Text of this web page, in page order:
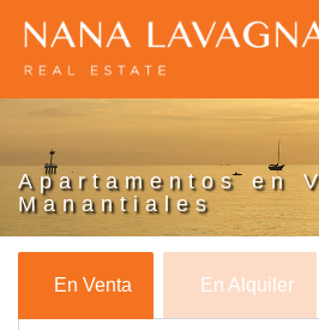
Apartamentos en
Manantiales
En Venta En Alquiler